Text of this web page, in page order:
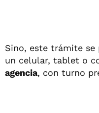
Sino, este trámite se
un celular, tablet o
agencia, con turno